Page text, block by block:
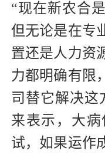
“现在新农合
但无论是在专
置还是人力资
力都明确有限
司替它解决这
来表示，大
试，如果运作